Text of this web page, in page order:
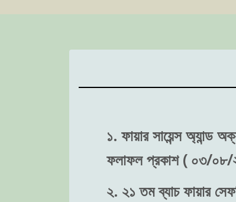
১. ফায়ার সায়েন্স অ্যান্ড
ফলাফল প্রকাশ ( ০৩/
২. ২১ তম ব্যাচ ফায়ার